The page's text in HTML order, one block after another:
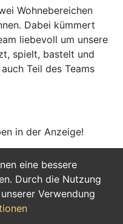
eine bessere
Durch die Nutzung
Verwendung
Wohnebereichen
Dabei kümmert
liebevoll um unsere
spielt, bastelt und
Teil des Teams
in der Anzeige!